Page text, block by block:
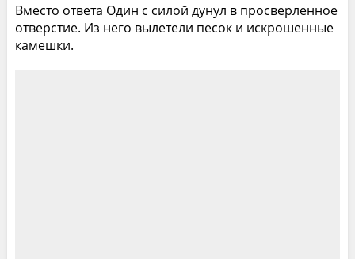
Вместо ответа Один с силой дунул в просверленное
отверстие. Из него вылетели песок и искрошенные
камешки.